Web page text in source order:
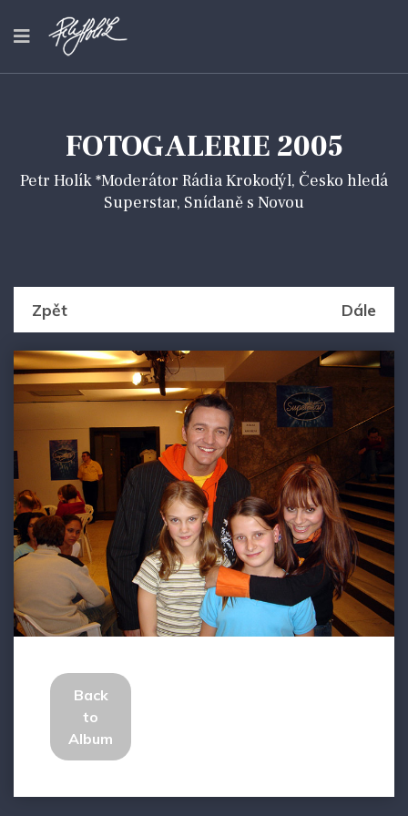
FOTOGALERIE 2005
Petr Holík *Moderátor Rádia Krokodýl, Česko hledá
Superstar, Snídaně s Novou
Zpět Dále
Back
to
Album